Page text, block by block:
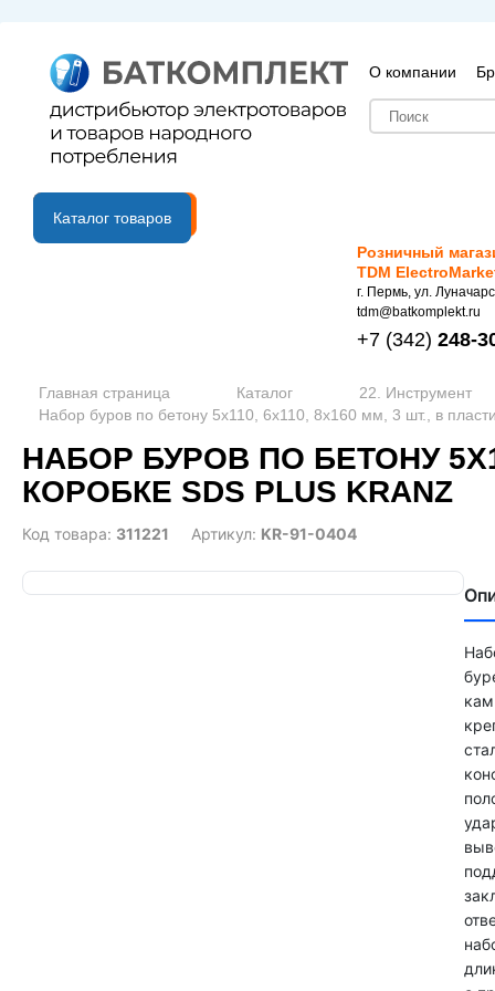
О компании
B2B портал
Каталог товаров
Розничный
TDM
г. Пермь, ул.
tdm@batkomplekt.ru
+7 (342) 248-
Главная страница Каталог
22. Инструмент
Набор буров по бетону 5х110, 6х110, 8х160 мм, 3 шт., в
НАБОР БУРОВ ПО БЕТОНУ
КОРОБКЕ SDS PLUS KRANZ
Код товара: 311221 Артикул: KR-91-0404